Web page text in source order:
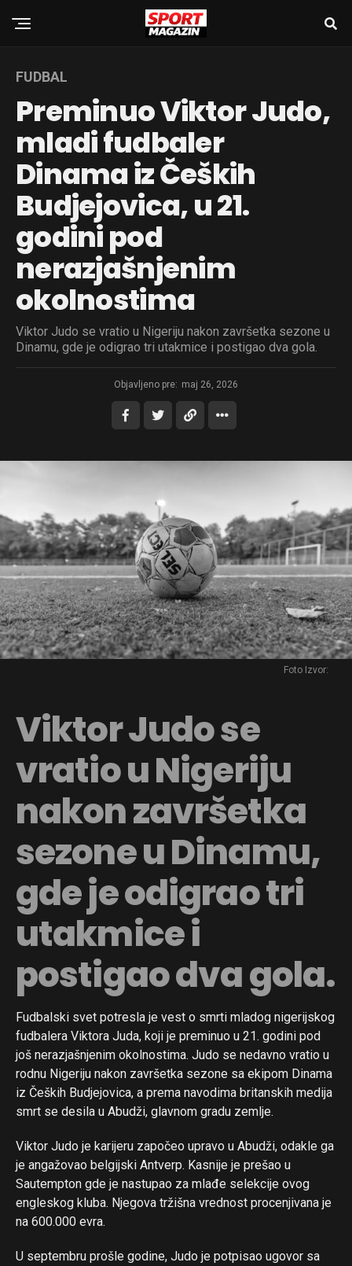
FUDBAL
Preminuo Viktor Judo,
mladi fudbaler
Dinama iz Čeških
Budjejovica, u 21.
godini pod
nerazjašnjenim
okolnostima
Viktor Judo se vratio u Nigeriju nakon završetka sezone u
Dinamu, gde je odigrao tri utakmice i postigao dva gola.
Objavljeno pre: maj 26, 2026
Foto Izvor:
Viktor Judo se
vratio u Nigeriju
nakon završetka
sezone u Dinamu,
gde je odigrao tri
utakmice i
postigao dva gola.
Fudbalski svet potresla je vest o smrti mladog nigerijskog
fudbalera Viktora Juda, koji je preminuo u 21. godini pod
još nerazjašnjenim okolnostima. Judo se nedavno vratio u
rodnu Nigeriju nakon završetka sezone sa ekipom Dinama
iz Čeških Budjejovica, a prema navodima britanskih medija
smrt se desila u Abudži, glavnom gradu zemlje.
Viktor Judo je karijeru započeo upravo u Abudži, odakle ga
je angažovao belgijski Antverp. Kasnije je prešao u
Sautempton gde je nastupao za mlađe selekcije ovog
engleskog kluba. Njegova tržišna vrednost procenjivana je
na 600.000 evra.
U septembru prošle godine, Judo je potpisao ugovor sa
Flipboard
Reddit
Pinterest